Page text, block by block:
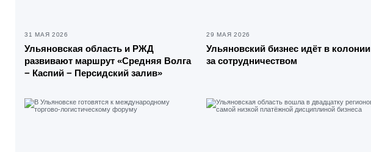
31 МАЯ 2026
Ульяновская область и РЖД
развивают маршрут «Средняя Волга
− Каспий − Персидский залив»
29 МАЯ 2026
Ульяновский бизнес идёт в колонии
за сотрудничеством